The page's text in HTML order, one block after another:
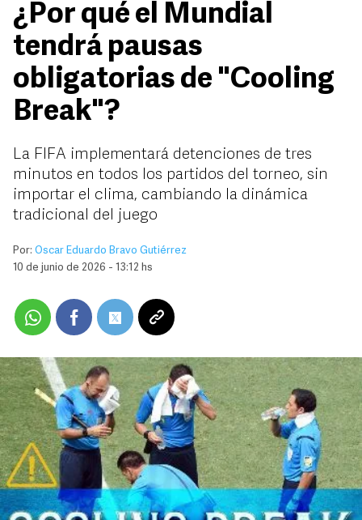
¿Por qué el Mundial
tendrá pausas
obligatorias de "Cooling
Break"?
La FIFA implementará detenciones de tres
minutos en todos los partidos del torneo, sin
importar el clima, cambiando la dinámica
tradicional del juego
Por: Oscar Eduardo Bravo Gutiérrez
10 de junio de 2026 - 13:12 hs